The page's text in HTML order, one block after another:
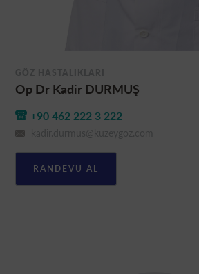
Op Dr Kadir DURMUŞ
+90 462 222 3 222
RANDEVU AL